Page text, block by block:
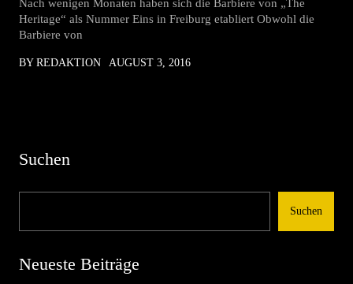
Nach wenigen Monaten haben sich die Barbiere von „The
Heritage“ als Nummer Eins in Freiburg etabliert Obwohl die
Barbiere von
BY REDAKTION AUGUST 3, 2016
Suchen
Suchen
Neueste Beiträge